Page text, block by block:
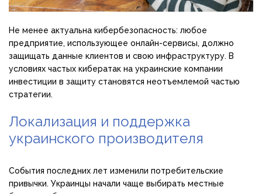
Не менее актуальна кибербезопасность: любое
предприятие, использующее онлайн-сервисы, должно
защищать данные клиентов и свою инфраструктуру. В
условиях частых кибератак на украинские компании
инвестиции в защиту становятся неотъемлемой частью
стратегии.
Локализация и поддержка
украинского производителя
События последних лет изменили потребительские
привычки. Украинцы начали чаще выбирать местные